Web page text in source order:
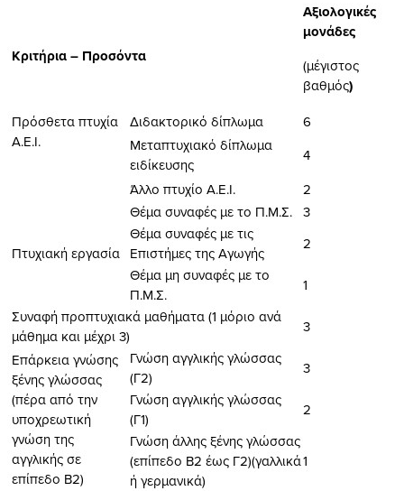
Κριτήρια – Προσόντα
Αξιολογικές
μονάδες
(μέγιστος
βαθμός)
Πρόσθετα πτυχία
Α.Ε.Ι.
Διδακτορικό δίπλωμα
6
Μεταπτυχιακό δίπλωμα
ειδίκευσης
4
Άλλο πτυχίο Α.Ε.Ι.
2
Πτυχιακή εργασία
Θέμα συναφές με το Π.Μ.Σ. 3
Θέμα συναφές με τις
Επιστήμες της Αγωγής
2
Θέμα μη συναφές με το
Π.Μ.Σ.
1
Συναφή προπτυχιακά μαθήματα (1 μόριο ανά
μάθημα και μέχρι 3)
3
Επάρκεια γνώσης
ξένης γλώσσας
(πέρα από την
υποχρεωτική
γνώση της
αγγλικής σε
επίπεδο Β2)
Γνώση αγγλικής γλώσσας
(Γ2)
3
Γνώση αγγλικής γλώσσας
(Γ1)
2
Γνώση άλλης ξένης γλώσσας
(επίπεδο Β2 έως Γ2)(γαλλικά
ή γερμανικά)
1